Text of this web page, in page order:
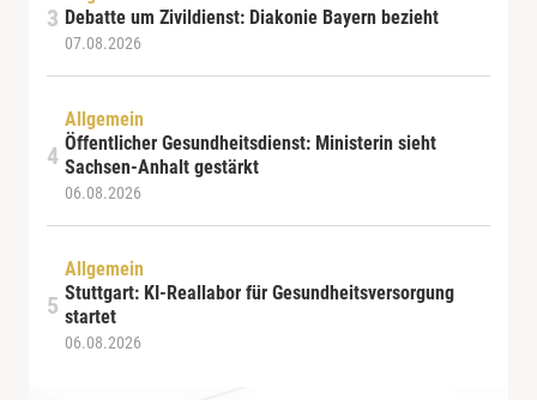
Debatte um Zivildienst: Diakonie Bayern bezieht
07.08.2026
Allgemein
Öffentlicher Gesundheitsdienst: Ministerin sieht
Sachsen-Anhalt gestärkt
06.08.2026
Allgemein
Stuttgart: KI-Reallabor für Gesundheitsversorgung
startet
06.08.2026